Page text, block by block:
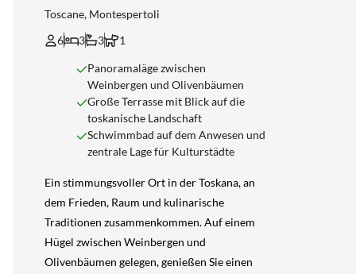
Agriturismo
mit
Swimmingpool
8)
Toscane, Montespertoli
6
3 3 1
Panoramaläge zwischen
Weinbergen und Olivenbäumen
Große Terrasse mit Blick auf die
toskanische Landschaft
Schwimmbad auf dem Anwesen und
zentrale Lage für Kulturstädte
Ein stimmungsvoller Ort in der Toskana, an
dem Frieden, Raum und kulinarische
Traditionen zusammenkommen. Auf einem
Hügel zwischen Weinbergen und
Olivenbäumen gelegen, genießen Sie einen